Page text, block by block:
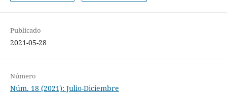
Publicado
2021-05-28
Número
Núm. 18 (2021): Julio-Diciembre